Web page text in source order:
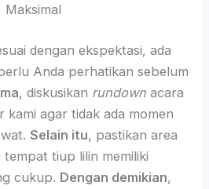
Maksimal
dengan ekspektasi, ada
Anda perhatikan sebelum
, diskusikan rundownacara
agar tidak ada momen
Selain itu, pastikan area
tiup lilin memiliki
cukup. Dengan demikian,